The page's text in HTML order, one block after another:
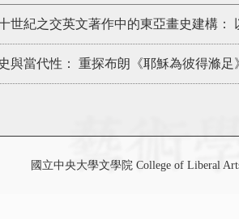
世紀之交英文著作中的東亞畫史建構：
與當代性： 重探布朗《耶穌為彼得滌足
國立中央大學文學院 College of Liberal